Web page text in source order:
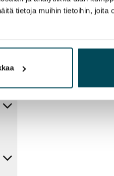
tietoja muihin tietoihin, joita